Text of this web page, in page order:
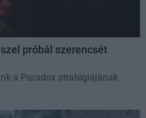
próbál szerencsét
a Paradox stratégiájának